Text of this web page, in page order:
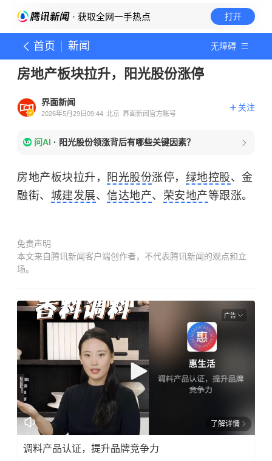
· 获取全网一手热点 打开
首页 新闻 无障碍
房地产板块拉升，阳光股份涨停
界面新闻
2026年5月29日09:44 北京 界面新闻官方账号
关注
问AI · 阳光股份领涨背后有哪些关键因素？
房地产板块拉升， 阳光股份涨停， 绿地控股、金
融街、 城建发展、 信达地产、 荣安地产等跟涨。
免责声明
本文来自腾讯新闻客户端创作者，不代表腾讯新闻的观点和立
场。
广告
了解详情
调料产品认证，提升品牌竞争力